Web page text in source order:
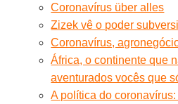
Coronavírus über alles
Zizek vê o poder
Coronavírus,
África, o continente que
aventurados vocês que
A política do